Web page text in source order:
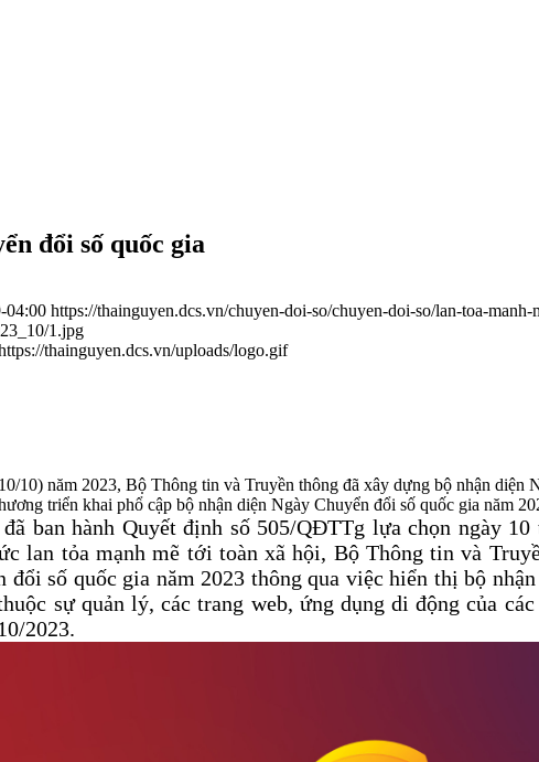
đổi số quốc gia
04:00 https://thainguyen.dcs.vn/chuyen-doi-so/chuyen-doi-so/lan-toa-
1.jpg
thainguyen.dcs.vn/uploads/logo.gif
10) năm 2023, Bộ Thông tin và Truyền thông đã xây dựng bộ nhận
triển khai phổ cập bộ nhận diện Ngày Chuyển đổi số quốc gia năm
ban hành Quyết định số 505/QĐTTg lựa chọn ngày
lan tỏa mạnh mẽ tới toàn xã hội, Bộ Thông tin và
đổi số quốc gia năm 2023 thông qua việc hiển thị bộ
sự quản lý, các trang web, ứng dụng di động của
2023.